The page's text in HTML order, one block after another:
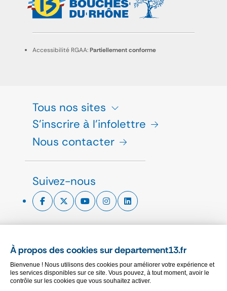
À propos des cookies sur departement13.fr
Bienvenue ! Nous utilisons des cookies pour améliorer votre expérience et
les services disponibles sur ce site. Vous pouvez, à tout moment, avoir le
contrôle sur les cookies que vous souhaitez activer.
Accessibilité RGAA:Partiellement conforme
Tous nos sites
S'inscrire à l'infolettre
Nous contacter
Suivez-nous
CHARTE GRAPHIQUE
MARCHÉS PUBLICS